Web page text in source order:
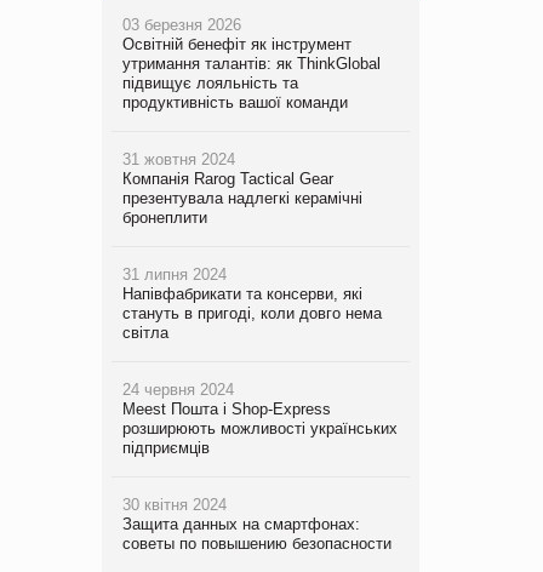
03 березня 2026
Освітній бенефіт як інструмент
утримання талантів: як ThinkGlobal
підвищує лояльність та
продуктивність вашої команди
31 жовтня 2024
Компанія Rarog Tactical Gear
презентувала надлегкі керамічні
бронеплити
31 липня 2024
Напівфабрикати та консерви, які
стануть в пригоді, коли довго нема
світла
24 червня 2024
Meest Пошта і Shop-Express
розширюють можливості українських
підприємців
30 квітня 2024
Защита данных на смартфонах:
советы по повышению безопасности